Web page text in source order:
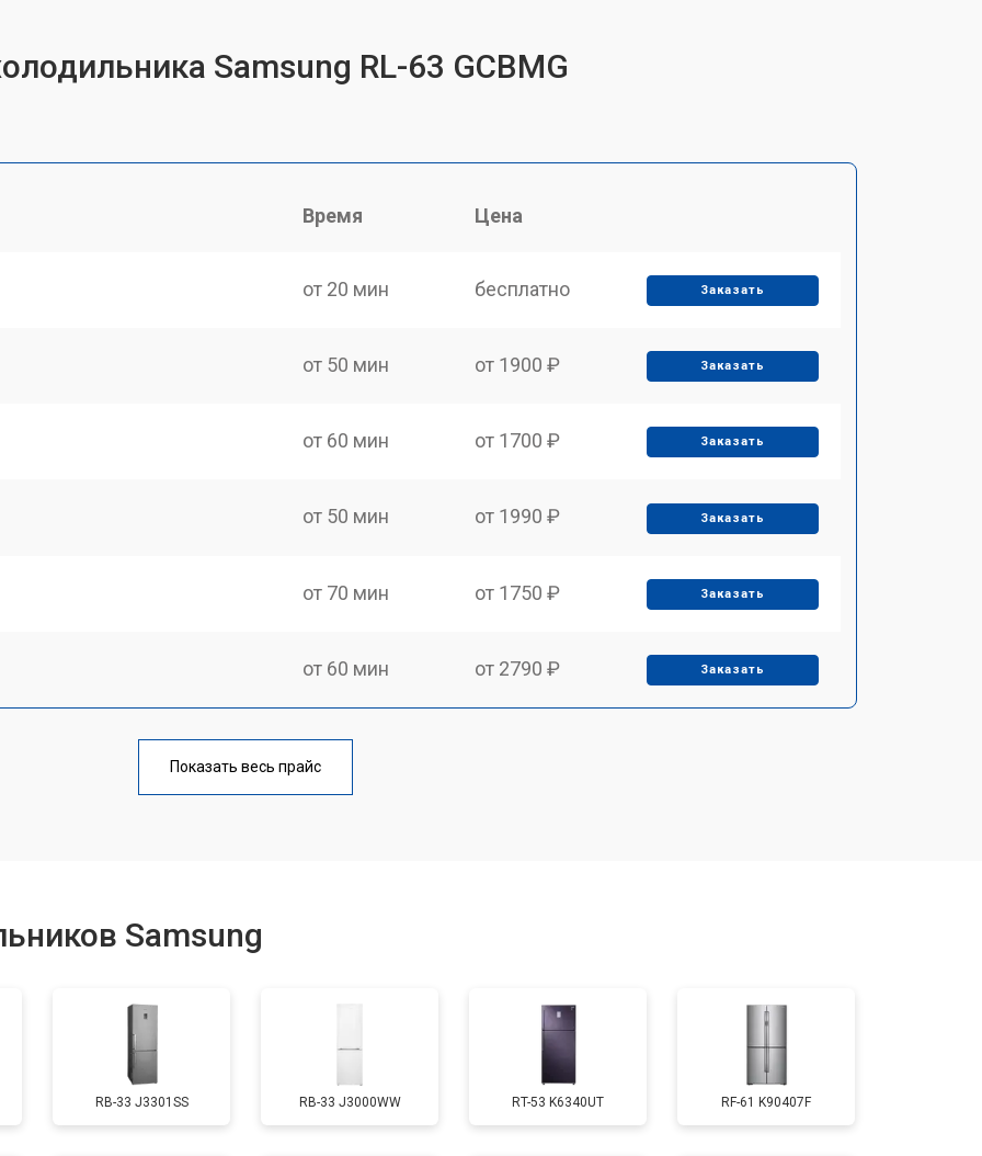
Samsung RL-63 GCBMG
Время Цена
от 20 мин бесплатно Заказать
от 50 мин от 1900 ₽ Заказать
от 60 мин от 1700 ₽ Заказать
от 50 мин от 1990 ₽ Заказать
от 70 мин от 1750 ₽ Заказать
от 60 мин от 2790 ₽ Заказать
от 60 мин
от 70 мин от 1810 ₽ Заказать
мейн платы) от 50 мин от 1700 ₽ Заказать
Показать весь прайс
Samsung
RB-33 J3301SS RB-33 J3000WW RT-53 K6340UT RF-61 K90407F